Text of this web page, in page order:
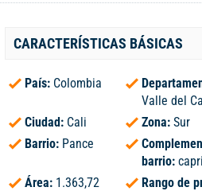
CARACTERÍSTICAS BÁSICAS
País: Colombia
Valle del
Ciudad: Cali Zona: Sur
Barrio: Pance
barrio: capri
Área: 1.363,72
Rango de